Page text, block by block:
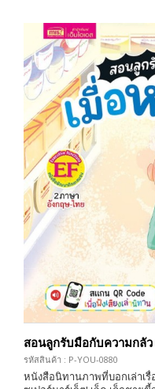
สอนลูกรับมือกับความกลัว
รหัสสินค้า : P-YOU-0880
หนังสือนิทานภาพที่บอกเล่าเ